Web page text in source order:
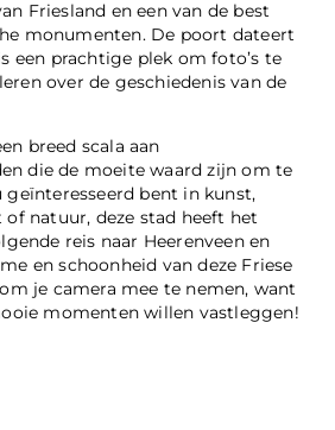
Friesland en een van de best
monumenten. De poort dateert
een prachtige plek om foto’s te
over de geschiedenis van de
breed scala aan
die de moeite waard zijn om te
geïnteresseerd bent in kunst,
of natuur, deze stad heeft het
reis naar Heerenveen en
en schoonheid van deze Friese
je camera mee te nemen, want
momenten willen vastleggen!